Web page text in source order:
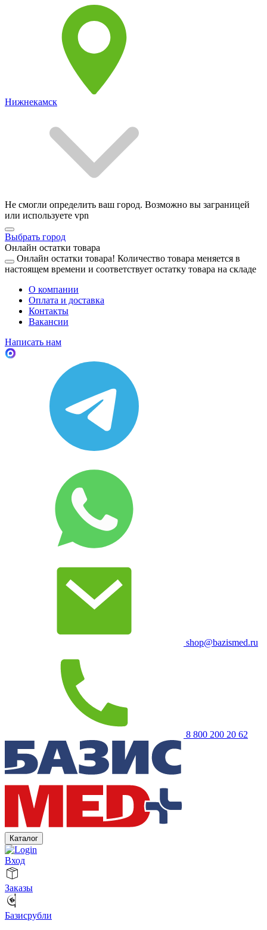
Нижнекамск
Не смогли определить ваш город. Возможно вы заграницей
или используете vpn
Выбрать город
Онлайн остатки товара
Онлайн остатки товара! Количество товара меняется в
настоящем времени и соответствует остатку товара на складе
О компании
Оплата и доставка
Контакты
Вакансии
Написать нам
shop@bazismed.ru
8 800 200 20 62
Каталог
Вход
Заказы
Базисрубли